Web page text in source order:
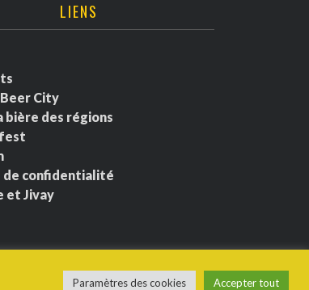
LIENS
City
bière des régions
de confidentialité
et Jivay
Paramètres des cookies Accepter tout